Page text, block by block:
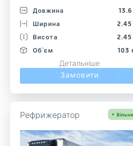
Довжина
Ширина
Висота
Об`єм
103
Детальніше
Замовити
Рефрижератор